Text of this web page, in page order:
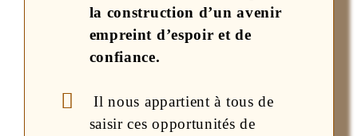
la construction d’un avenir
empreint d’espoir et de
confiance.
Il nous appartient à tous de
saisir ces opportunités de